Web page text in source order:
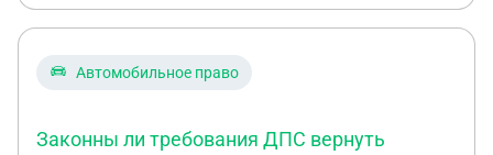
Автомобильное право
Законны ли требования ДПС вернуть